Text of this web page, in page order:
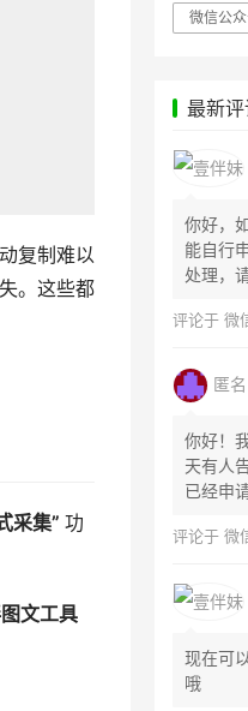
复制难以
。这些都
采集” 功
文工具
微信公
最新
你好，
能自行
处理，
评论于 微信
匿名
你好！
天有人
已经申
评论于 微信
现在可
哦